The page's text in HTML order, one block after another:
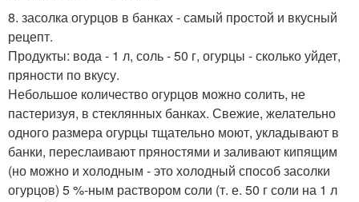
8. засолка огурцов в банках - самый простой и вкусный
рецепт.
Продукты: вода - 1 л, соль - 50 г, огурцы - сколько уйдет,
пряности по вкусу.
Небольшое количество огурцов можно солить, не
пастеризуя, в стеклянных банках. Свежие, желательно
одного размера огурцы тщательно моют, укладывают в
банки, переслаивают пряностями и заливают кипящим
(но можно и холодным - это холодный способ засолки
огурцов) 5 %-ным раствором соли (т. е. 50 г соли на 1 л